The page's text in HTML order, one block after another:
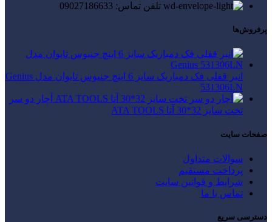
تلفن تماس: 09027186633
پرفروش‌ها
انبر قفلی فک دمباریک سایز 6 اینچ جنیوس تایوان مدل Genius
531306LN
آچار دو سر
تخت سایز 32*30 آتا ATA TOOLS
صفحات سایت
سوالات متداول
پرداخت مستقیم
شرایط و قوانین سایت
تماس با ما
دسترسی سریع